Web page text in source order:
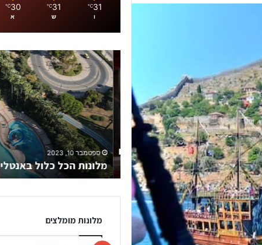
31
℃
ו
31
℃
ש
30
℃
א
רשימת מקומות השוק הכי שווים
ל
ו
ל
כ
ל
ספטמבר 10, 2023
מלונות הכל כלול באנטליה
מלונות מומלצים